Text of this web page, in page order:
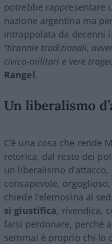
potrebbe rappresentare
nazione argentina ma
intrappolata da decenni
“tirannie tradizionali,
civico-militari e vere
Rangel.
Un liberalismo
C’è una cosa che rende
retorica, dal resto dei
un liberalismo d’attacco,
consapevole,
chiede l’elemosina al
si giustifica, rivendica,
farsi perdonare, perché
semmai è proprio chi lo